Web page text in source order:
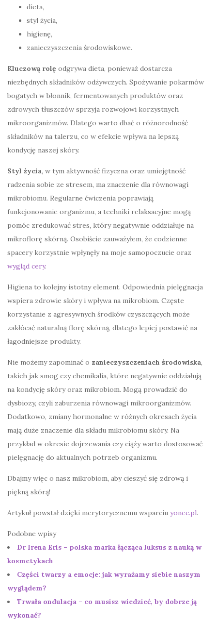
dieta,
styl życia,
higienę,
zanieczyszczenia środowiskowe.
Kluczową rolę odgrywa dieta, ponieważ dostarcza
niezbędnych składników odżywczych. Spożywanie pokarmów
bogatych w błonnik, fermentowanych produktów oraz
zdrowych tłuszczów sprzyja rozwojowi korzystnych
mikroorganizmów. Dlatego warto dbać o różnorodność
składników na talerzu, co w efekcie wpływa na lepszą
kondycję naszej skóry.
Styl życia, w tym aktywność fizyczna oraz umiejętność
radzenia sobie ze stresem, ma znaczenie dla równowagi
mikrobiomu. Regularne ćwiczenia poprawiają
funkcjonowanie organizmu, a techniki relaksacyjne mogą
pomóc zredukować stres, który negatywnie oddziałuje na
mikroflorę skórną. Osobiście zauważyłem, że codzienne
spacery korzystnie wpłynęły na moje samopoczucie oraz
wygląd cery.
Higiena to kolejny istotny element. Odpowiednia pielęgnacja
wspiera zdrowie skóry i wpływa na mikrobiom. Częste
korzystanie z agresywnych środków czyszczących może
zakłócać naturalną florę skórną, dlatego lepiej postawić na
łagodniejsze produkty.
Nie możemy zapominać o zanieczyszczeniach środowiska,
takich jak smog czy chemikalia, które negatywnie oddziałują
na kondycję skóry oraz mikrobiom. Mogą prowadzić do
dysbiozy, czyli zaburzenia równowagi mikroorganizmów.
Dodatkowo, zmiany hormonalne w różnych okresach życia
mają duże znaczenie dla składu mikrobiomu skóry. Na
przykład w okresie dojrzewania czy ciąży warto dostosować
pielęgnację do aktualnych potrzeb organizmu.
Dbajmy więc o nasz mikrobiom, aby cieszyć się zdrową i
piękną skórą!
Artykuł powstał dzięki merytorycznemu wsparciu yonec.pl.
Podobne wpisy
Dr Irena Eris – polska marka łącząca luksus z nauką w
kosmetykach
Części twarzy a emocje: jak wyrażamy siebie naszym
wyglądem?
Trwała ondulacja – co musisz wiedzieć, by dobrze ją
wykonać?